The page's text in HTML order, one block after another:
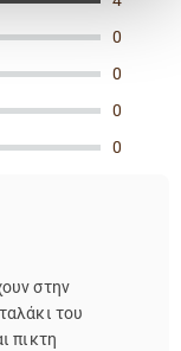
0
0
0
0
στην
του
πικτη